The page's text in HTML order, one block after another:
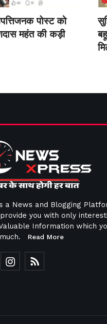
पोस्ट को
महंत की कड़ी
a News and Blogging
you with only
Information which
Read More